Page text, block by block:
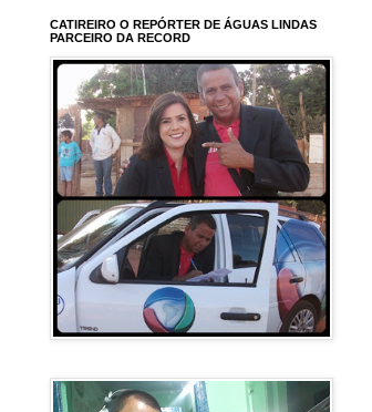
CATIREIRO O REPÓRTER DE ÁGUAS LINDAS
PARCEIRO DA RECORD